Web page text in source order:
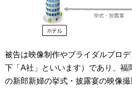
被告は映像制作やブライダルプロ
下「A社」といいます）であり、福
の新郎新婦の挙式・披露宴の映像